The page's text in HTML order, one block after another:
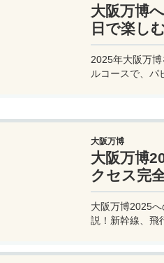
大阪万博
日で楽し
2025年大阪万
ルコースで、パ
大阪万博
大阪万博
クセス完
大阪万博2025
説！新幹線、飛